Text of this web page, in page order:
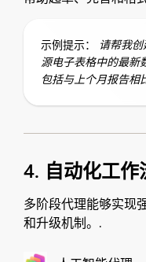
示例提示：
请帮我
源电子表格中的最新
包括与上个月报告相
4. 自动化工作
多阶段代理能够实现
和升级机制。.